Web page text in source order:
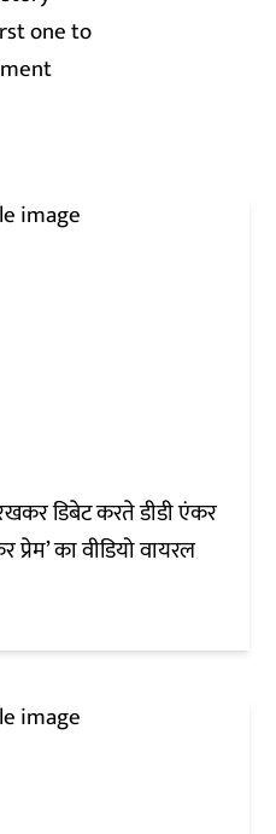
one to
डिबेट करते डीडी एंकर
का वीडियो वायरल